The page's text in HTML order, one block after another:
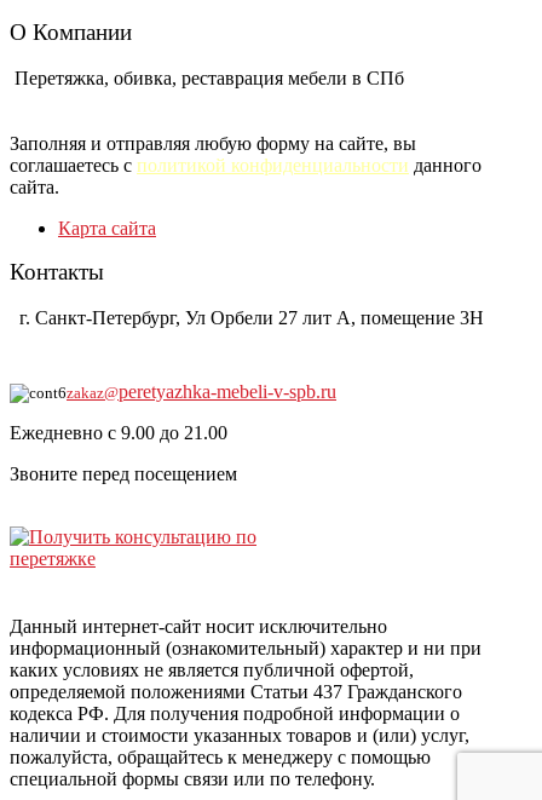
О Компании
Перетяжка, обивка, реставрация мебели в СПб
Заполняя и отправляя любую форму на сайте, вы
соглашаетесь с политикой конфиденциальности данного
сайта.
Карта сайта
Контакты
г. Санкт-Петербург, Ул Орбели 27 лит А, помещение 3Н
zakaz@peretyazhka-mebeli-v-spb.ru
Ежедневно с 9.00 до 21.00
Звоните перед посещением
Данный интернет-сайт носит исключительно
информационный (ознакомительный) характер и ни при
каких условиях не является публичной офертой,
определяемой положениями Статьи 437 Гражданского
кодекса РФ. Для получения подробной информации о
наличии и стоимости указанных товаров и (или) услуг,
пожалуйста, обращайтесь к менеджеру с помощью
специальной формы связи или по телефону.